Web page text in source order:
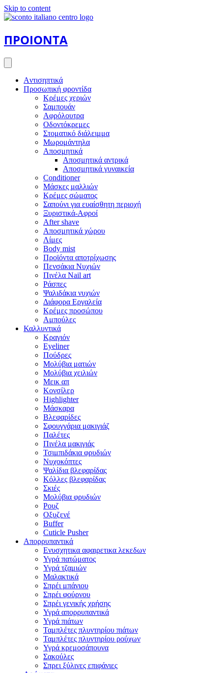
Skip to content
ΠΡΟΙΟΝΤΑ
Aντισηπτικά
Προσωπική φροντίδα
Κρέμες χεριών
Σαμπουάν
Αφρόλουτρα
Οδοντόκρεμες
Στοματικό διάλειμμα
Μωρομάντηλα
Αποσμητικά
Αποσμητικά αντρικά
Αποσμητικά γυναικεία
Conditioner
Μάσκες μαλλιών
Κρέμες σώματος
Σαπούνι για ευαίσθητη περιοχή
Ξυριστικά-Αφροί
After shave
Αποσμητικά χώρου
Λίμες
Body mist
Προϊόντα αποτρίχωσης
Πενσάκια Νυχιών
Πινέλα Nail art
Ράσπες
Ψαλιδάκια νυχιών
Διάφορα Εργαλεία
Κρέμες προσώπου
Αμπούλες
Καλλυντικά
Κραγιόν
Eyeliner
Πούδρες
Μολύβια ματιών
Μολύβια χειλιών
Μεικ απ
Κονσίλερ
Highlighter
Μάσκαρα
Βλεφαρίδες
Σφουγγάρια μακιγιάζ
Παλέτες
Πινέλα μακιγιάς
Τσιμπιδάκια φρυδιών
Νυχοκόπτες
Ψαλίδια βλεφαρίδας
Κόλλες βλεφαρίδας
Σκιές
Μολύβια φρυδιών
Ρουζ
Οξυζενέ
Buffer
Cuticle Pusher
Απορρυπαντικά
Eνυσχητικα αφαιρετικα λεκεδων
Υγρά πατώματος
Υγρά τζαμιών
Μαλακτικά
Σπρέι μπάνιου
Σπρέι φούρνου
Σπρέι γενικής χρήσης
Υγρά απορρυπαντικά
Υγρά πιάτων
Ταμπλέτες πλυντηρίου πιάτων
Ταμπλέτες πλυντηρίου ρούχων
Υγρά κρεμοσάπουνα
Σακούλες
Σπρει ξύλινες επιφάνιες